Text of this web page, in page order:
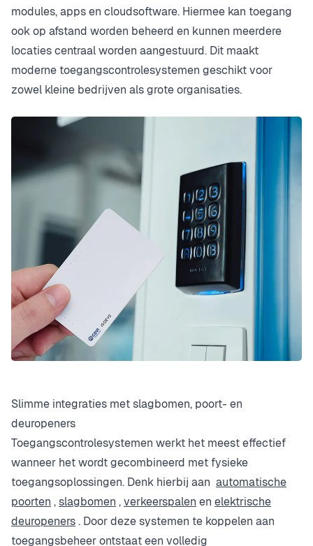
modules, apps en cloudsoftware. Hiermee kan toegang
ook op afstand worden beheerd en kunnen meerdere
locaties centraal worden aangestuurd. Dit maakt
moderne toegangscontrolesystemen geschikt voor
zowel kleine bedrijven als grote organisaties.
Slimme integraties met slagbomen, poort- en
deuropeners
Toegangscontrolesystemen werkt het meest effectief
wanneer het wordt gecombineerd met fysieke
toegangsoplossingen. Denk hierbij aan automatische
poorten ,slagbomen ,verkeerspalen en elektrische
deuropeners. Door deze systemen te koppelen aan
toegangsbeheer ontstaat een volledig